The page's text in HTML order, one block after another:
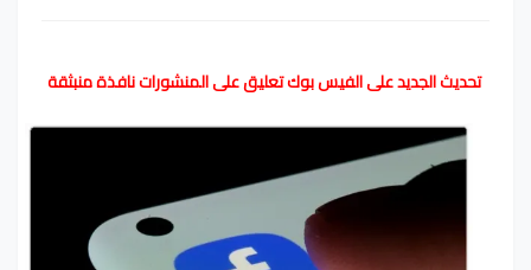
تحديث الجديد على الفيس بوك تعليق على المنشورات نافذة منبثقة